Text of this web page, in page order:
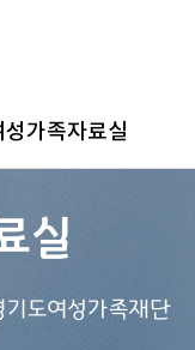
성가족자료실
실
기도여성가족재단